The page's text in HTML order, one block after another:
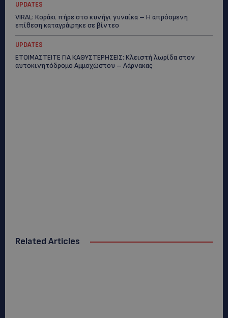
UPDATES
VIRAL: Κοράκι πήρε στο κυνήγι γυναίκα – Η απρόσμενη
επίθεση καταγράφηκε σε βίντεο
UPDATES
ΕΤΟΙΜΑΣΤΕΙΤΕ ΓΙΑ ΚΑΘΥΣΤΕΡΗΣΕΙΣ: Κλειστή λωρίδα στον
αυτοκινητόδρομο Αμμοχώστου – Λάρνακας
Related Articles